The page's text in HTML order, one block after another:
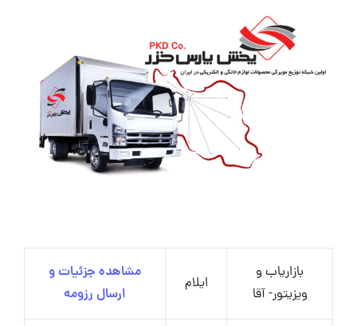
بازاریاب و
ویزیتور- آقا
ایلام
مشاهده جزئیات و
ارسال رزومه